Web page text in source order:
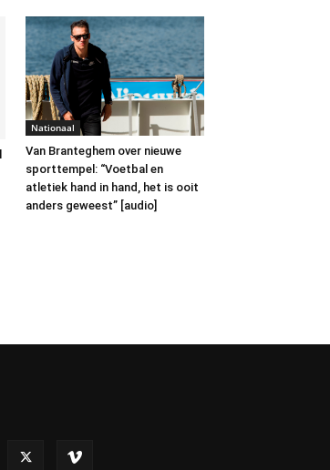
Nationaal
Van Branteghem over nieuwe
sporttempel: “Voetbal en
atletiek hand in hand, het is ooit
anders geweest” [audio]